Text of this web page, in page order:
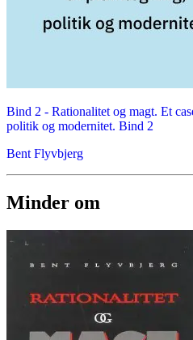
Bind 2 - Rationalitet og magt. Et
politik og modernitet. Bind 2
Bent Flyvbjerg
Minder om